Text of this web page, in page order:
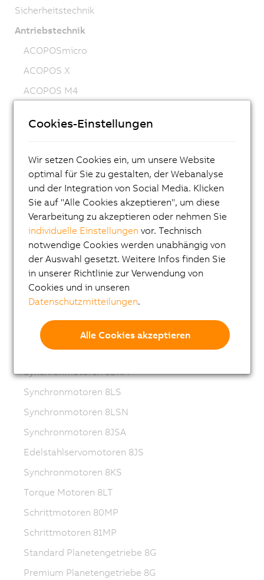
Sicherheitstechnik
Antriebstechnik
ACOPOSmicro
ACOPOS X
ACOPOS M4
ACOPOS P3
ACOPOSremote
ACOPOSmotor
Frequenzumrichter (VFD)
Synchronmotoren 8LS-4
Synchronmotoren 8MS-4
ACOPOSmotor Compact
Servomotoren 8WSA
Synchronmotoren 8LVA
Getriebemotoren 8LVB
Synchronmotoren 8LWA
Synchronmotoren 8LS
Synchronmotoren 8LSN
Synchronmotoren 8JSA
Edelstahlservomotoren 8JS
Synchronmotoren 8KS
Torque Motoren 8LT
Schrittmotoren 80MP
Schrittmotoren 81MP
Standard Planetengetriebe 8G
Premium Planetengetriebe 8G
Cookies-Einstellungen
Wir setzen Cookies ein, um unsere Website
optimal für Sie zu gestalten, der Webanalyse
und der Integration von Social Media. Klicken
Sie auf "Alle Cookies akzeptieren", um diese
Verarbeitung zu akzeptieren oder nehmen Sie
individuelle Einstellungen vor. Technisch
notwendige Cookies werden unabhängig von
der Auswahl gesetzt. Weitere Infos finden Sie
in unserer Richtlinie zur Verwendung von
Cookies und in unseren
Datenschutzmitteilungen.
Alle Cookies akzeptieren